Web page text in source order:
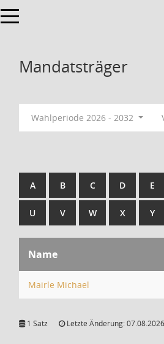
Toggle navigation
Mandatsträger
Wahlperiode 2026 - 2032
A B C D E
U V W X Y
Name
Mairle Michael
1 Satz Letzte Änderung: